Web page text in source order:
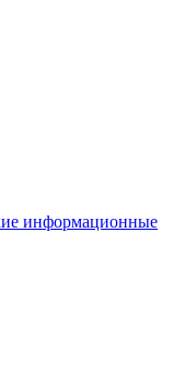
информационные